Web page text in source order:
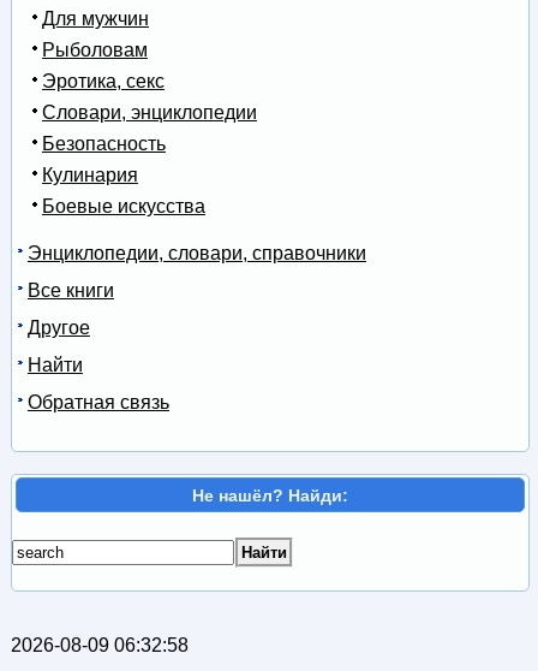
Для мужчин
Рыболовам
Эротика, секс
Словари, энциклопедии
Безопасность
Кулинария
Боевые искусства
Энциклопедии, словари, справочники
Все книги
Другое
Найти
Обратная связь
Не нашёл? Найди:
2026-08-09 06:32:58